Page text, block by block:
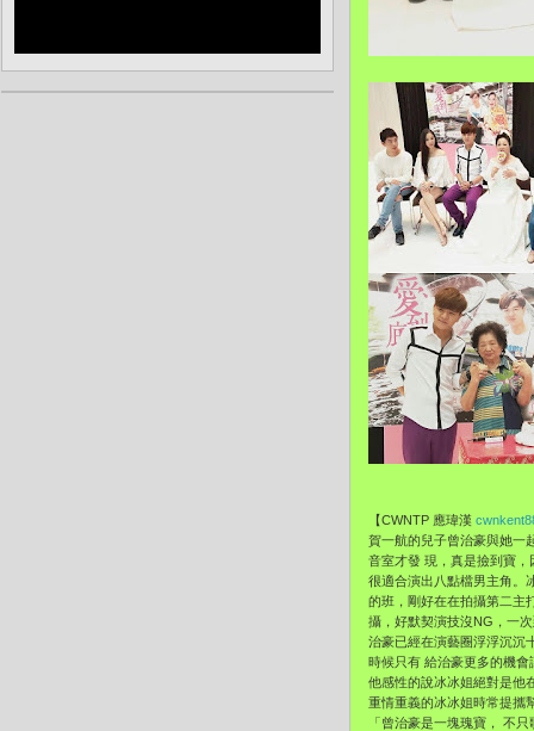
【CWNTP 應瑋漢
賀一航的兒子曾治豪與她一
音室才發 現，真是撿到寶
很適合演出八點檔男主角。
的班，剛好在在拍攝第二主
攝，好默契演技沒NG，一
治豪已經在演藝圈浮浮沉沉
時候只有 給治豪更多的機
他感性的說冰冰姐絕對是他
重情重義的冰冰姐時常提攜
「曾治豪是一塊瑰寶， 不